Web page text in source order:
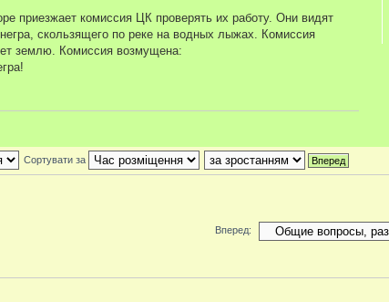
приезжает комиссия ЦК проверять их работу. Они видят
скользящего по реке на водных лыжах. Комиссия
землю. Комиссия возмущена:
Сортувати за
Вперед: